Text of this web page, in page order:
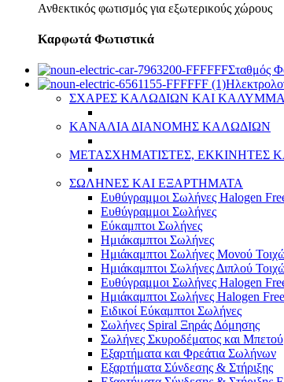
Ανθεκτικός φωτισμός για εξωτερικούς χώρους
Καρφωτά Φωτιστικά
Σταθμός
ΣΧΑΡΕΣ ΚΑΛΩΔΙΩΝ ΚΑΙ
ΚΑΝΑΛΙΑ ΔΙΑΝΟΜΗΣ ΚΑΛΩΔΙΩΝ
ΜΕΤΑΣΧΗΜΑΤΙΣΤΕΣ, ΕΚΚΙΝΗΤΕΣ
ΣΩΛΗΝΕΣ ΚΑΙ ΕΞΑΡΤΗΜΑΤΑ
Ευθύγραμμοι Σωλήνες Halogen
Ευθύγραμμοι Σωλήνες
Εύκαμπτοι Σωλήνες
Ημιάκαμπτοι Σωλήνες
Ημιάκαμπτοι Σωλήνες Μονού
Ημιάκαμπτοι Σωλήνες Διπλού
Ευθύγραμμοι Σωλήνες Halogen
Ημιάκαμπτοι Σωλήνες Halogen Free
Ειδικοί Εύκαμπτοι Σωλήνες
Σωλήνες Spiral Ξηράς Δόμησης
Σωλήνες Σκυροδέματος και Μπετού
Εξαρτήματα και Φρεάτια Σωλήνων
Εξαρτήματα Σύνδεσης & Στήριξης